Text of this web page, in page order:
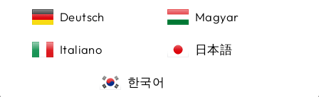
Michael Manocchio
Deutsch Magyar
Italiano 日本語
한국어